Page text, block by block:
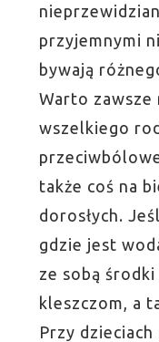
przyjemnymi
bywają
Warto zawsze
wszelkiego
także coś na
dorosłych.
gdzie jest
ze sobą
kleszczom, a
Przy